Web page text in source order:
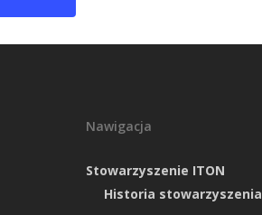
Nawigacja
Stowarzyszenie ITON
Historia stowarzyszenia